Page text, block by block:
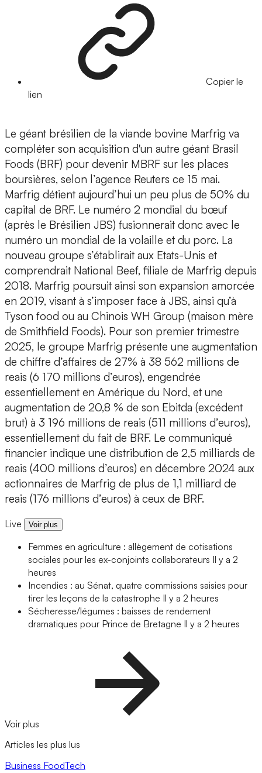
Copier le
lien
Le géant brésilien de la viande bovine Marfrig va
compléter son acquisition d'un autre géant Brasil
Foods (BRF) pour devenir MBRF sur les places
boursières, selon l’agence Reuters ce 15 mai.
Marfrig détient aujourd’hui un peu plus de 50% du
capital de BRF. Le numéro 2 mondial du bœuf
(après le Brésilien JBS) fusionnerait donc avec le
numéro un mondial de la volaille et du porc. La
nouveau groupe s’établirait aux Etats-Unis et
comprendrait National Beef, filiale de Marfrig depuis
2018. Marfrig poursuit ainsi son expansion amorcée
en 2019, visant à s’imposer face à JBS, ainsi qu’à
Tyson food ou au Chinois WH Group (maison mère
de Smithfield Foods). Pour son premier trimestre
2025, le groupe Marfrig présente une augmentation
de chiffre d’affaires de 27% à 38 562 millions de
reais (6 170 millions d’euros), engendrée
essentiellement en Amérique du Nord, et une
augmentation de 20,8 % de son Ebitda (excédent
brut) à 3 196 millions de reais (511 millions d’euros),
essentiellement du fait de BRF. Le communiqué
financier indique une distribution de 2,5 milliards de
reais (400 millions d’euros) en décembre 2024 aux
actionnaires de Marfrig de plus de 1,1 milliard de
reais (176 millions d’euros) à ceux de BRF.
Live Voir plus
Femmes en agriculture : allègement de cotisations
sociales pour les ex-conjoints collaborateurs Il y a 2
heures
Incendies : au Sénat, quatre commissions saisies pour
tirer les leçons de la catastrophe Il y a 2 heures
Sécheresse/légumes : baisses de rendement
dramatiques pour Prince de Bretagne Il y a 2 heures
Voir plus
Articles les plus lus
Business FoodTech